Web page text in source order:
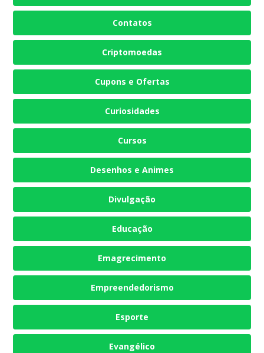
Contatos
Criptomoedas
Cupons e Ofertas
Curiosidades
Cursos
Desenhos e Animes
Divulgação
Educação
Emagrecimento
Empreendedorismo
Esporte
Evangélico